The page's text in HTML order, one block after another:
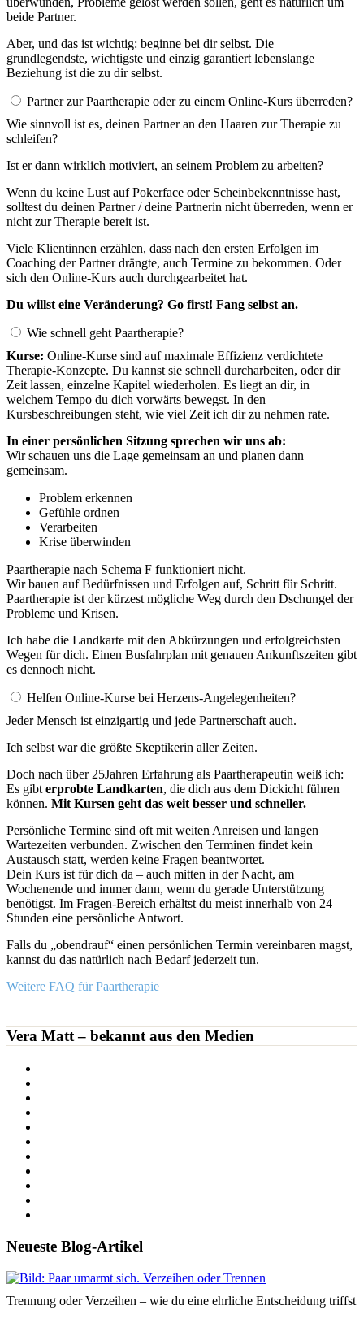
beide Partner.
Aber, und das ist wichtig: beginne bei dir selbst. Die
grundlegendste, wichtigste und einzig garantiert lebenslange
Beziehung ist die zu dir selbst.
Partner zur Paartherapie oder zu einem Online-Kurs überreden?
Wie sinnvoll ist es, deinen Partner an den Haaren zur Therapie zu
schleifen?
Ist er dann wirklich motiviert, an seinem Problem zu arbeiten?
Wenn du keine Lust auf Pokerface oder Scheinbekenntnisse hast,
solltest du deinen Partner / deine Partnerin nicht überreden, wenn er
nicht zur Therapie bereit ist.
Viele Klientinnen erzählen, dass nach den ersten Erfolgen im
Coaching der Partner drängte, auch Termine zu bekommen. Oder
sich den Online-Kurs auch durchgearbeitet hat.
Du willst eine Veränderung? Go first! Fang selbst an.
Wie schnell geht Paartherapie?
Kurse: Online-Kurse sind auf maximale Effizienz verdichtete
Therapie-Konzepte. Du kannst sie schnell durcharbeiten, oder dir
Zeit lassen, einzelne Kapitel wiederholen. Es liegt an dir, in
welchem Tempo du dich vorwärts bewegst. In den
Kursbeschreibungen steht, wie viel Zeit ich dir zu nehmen rate.
In einer persönlichen Sitzung sprechen wir uns ab:
Wir schauen uns die Lage gemeinsam an und planen dann
gemeinsam.
Problem erkennen
Gefühle ordnen
Verarbeiten
Krise überwinden
Paartherapie nach Schema F funktioniert nicht.
Wir bauen auf Bedürfnissen und Erfolgen auf, Schritt für Schritt.
Paartherapie ist der kürzest mögliche Weg durch den Dschungel der
Probleme und Krisen.
Ich habe die Landkarte mit den Abkürzungen und erfolgreichsten
Wegen für dich. Einen Busfahrplan mit genauen Ankunftszeiten gibt
es dennoch nicht.
Helfen Online-Kurse bei Herzens-Angelegenheiten?
Jeder Mensch ist einzigartig und jede Partnerschaft auch.
Ich selbst war die größte Skeptikerin aller Zeiten.
Doch nach über 25Jahren Erfahrung als Paartherapeutin weiß ich:
Es gibt erprobte Landkarten, die dich aus dem Dickicht führen
können. Mit Kursen geht das weit besser und schneller.
Persönliche Termine sind oft mit weiten Anreisen und langen
Wartezeiten verbunden. Zwischen den Terminen findet kein
Austausch statt, werden keine Fragen beantwortet.
Dein Kurs ist für dich da – auch mitten in der Nacht, am
Wochenende und immer dann, wenn du gerade Unterstützung
benötigst. Im Fragen-Bereich erhältst du meist innerhalb von 24
Stunden eine persönliche Antwort.
Falls du „obendrauf“ einen persönlichen Termin vereinbaren magst,
kannst du das natürlich nach Bedarf jederzeit tun.
Weitere FAQ für Paartherapie
Vera Matt – bekannt aus den Medien
Neueste Blog-Artikel
Trennung oder Verzeihen – wie du eine ehrliche Entscheidung triffst